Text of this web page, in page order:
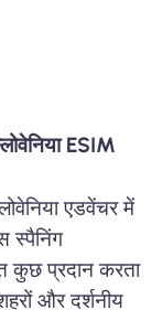
ESIM
एडवेंचर में
स्पैनिंग
कुछ प्रदान करता
और दर्शनीय